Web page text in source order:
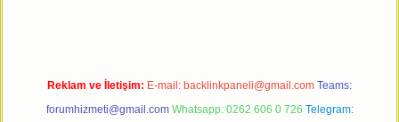
Reklam ve İletişim: E-mail: backlinkpaneli@gmail.com Teams:
forumhizmeti@gmail.com Whatsapp: 0262 606 0 726 Telegram: